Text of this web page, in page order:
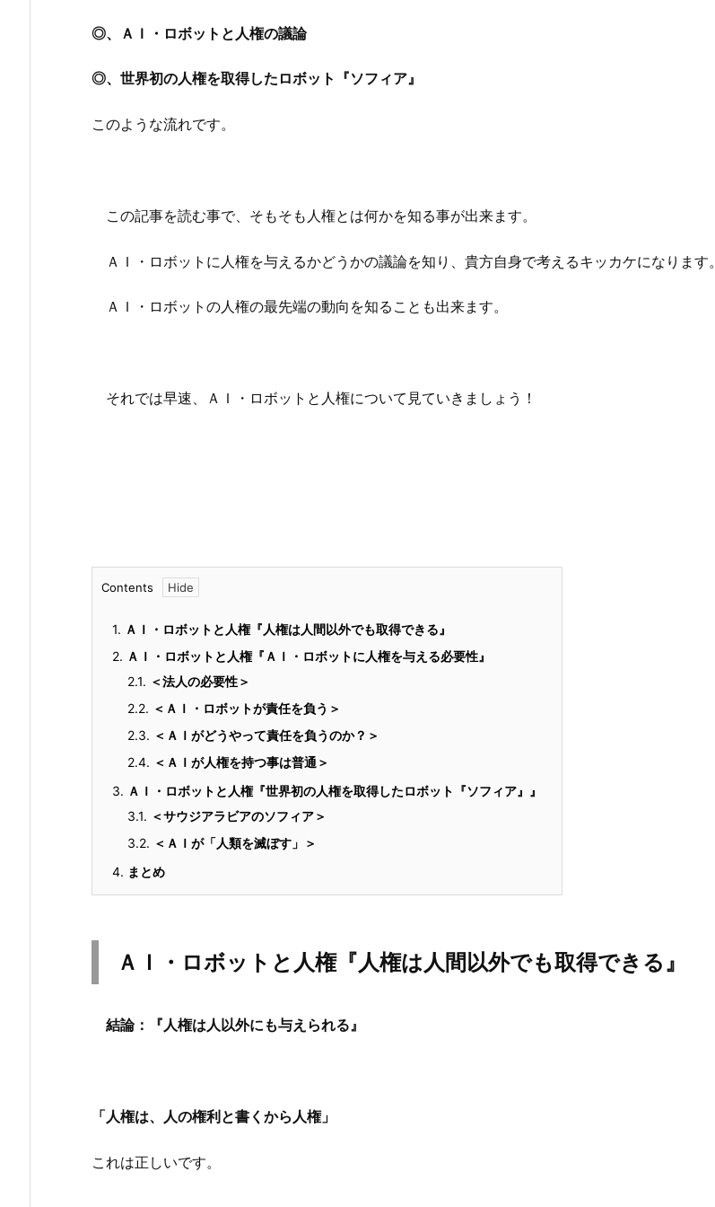
◎、ＡＩ・ロボットと人権の議論
◎、世界初の人権を取得したロボット『ソフィア』
このような流れです。
この記事を読む事で、そもそも人権とは何かを知る事が出来ます。
ＡＩ・ロボットに人権を与えるかどうかの議論を知り、貴方自身で考えるキッカケになります。
ＡＩ・ロボットの人権の最先端の動向を知ることも出来ます。
それでは早速、ＡＩ・ロボットと人権について見ていきましょう！
Contents
1. ＡＩ・ロボットと人権『人権は人間以外でも取得できる』
2. ＡＩ・ロボットと人権『ＡＩ・ロボットに人権を与える必要性』
2.1. ＜法人の必要性＞
2.2. ＜ＡＩ・ロボットが責任を負う＞
2.3. ＜ＡＩがどうやって責任を負うのか？＞
2.4. ＜ＡＩが人権を持つ事は普通＞
3. ＡＩ・ロボットと人権『世界初の人権を取得したロボット『ソフィア』』
3.1. ＜サウジアラビアのソフィア＞
3.2. ＜ＡＩが「人類を滅ぼす」＞
4. まとめ
ＡＩ・ロボットと人権『人権は人間以外でも取得できる』
結論：『人権は人以外にも与えられる』
「人権は、人の権利と書くから人権」
これは正しいです。